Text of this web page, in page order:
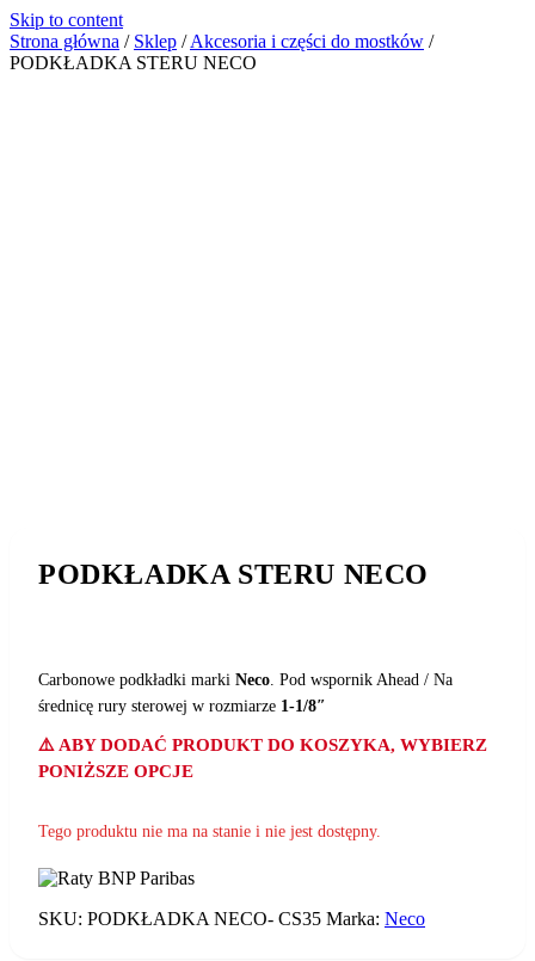
Skip to content
Strona główna / Sklep / Akcesoria i części do mostków /
PODKŁADKA STERU NECO
PODKŁADKA STERU NECO
Carbonowe podkładki marki Neco. Pod wspornik Ahead / Na
średnicę rury sterowej w rozmiarze 1-1/8″
⚠️ ABY DODAĆ PRODUKT DO KOSZYKA, WYBIERZ
PONIŻSZE OPCJE
Tego produktu nie ma na stanie i nie jest dostępny.
SKU: PODKŁADKA NECO- CS35 Marka: Neco